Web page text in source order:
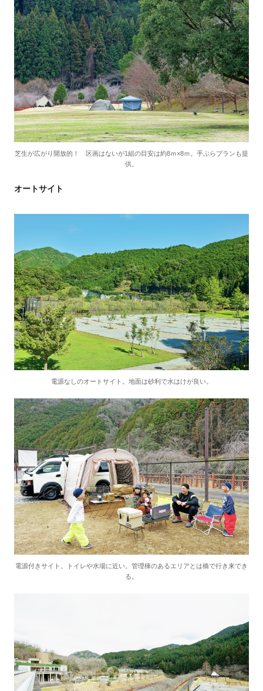
芝生が広がり開放的！ 区画はないが1組の目安は約8ｍ×8ｍ。手ぶらプランも提
供。
オートサイト
電源なしのオートサイト。地面は砂利で水はけが良い。
電源付きサイト。トイレや水場に近い。管理棟のあるエリアとは橋で行き来でき
る。